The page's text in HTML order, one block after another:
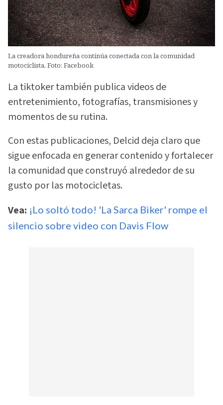
La creadora hondureña continúa conectada con la comunidad
motociclista. Foto: Facebook
La tiktoker también publica videos de
entretenimiento, fotografías, transmisiones y
momentos de su rutina.
Con estas publicaciones, Delcid deja claro que
sigue enfocada en generar contenido y fortalecer
la comunidad que construyó alrededor de su
gusto por las motocicletas.
Vea: ¡Lo soltó todo! 'La Sarca Biker' rompe el
silencio sobre video con Davis Flow